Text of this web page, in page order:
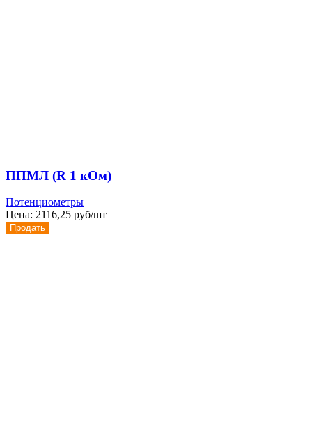
ППМЛ (R 1 кОм)
Потенциометры
Цена: 2116,25 руб/шт
Продать